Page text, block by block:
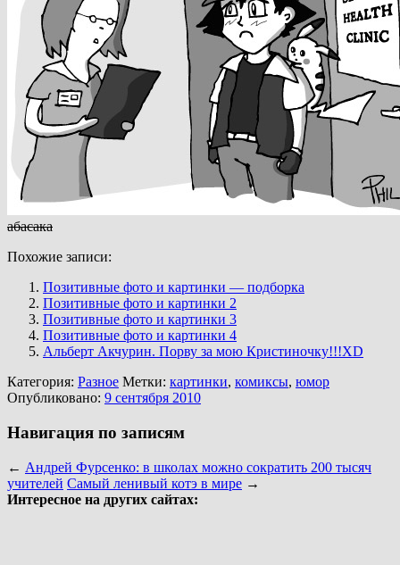
абасака
Похожие записи:
Позитивные фото и картинки — подборка
Позитивные фото и картинки 2
Позитивные фото и картинки 3
Позитивные фото и картинки 4
Альберт Акчурин. Порву за мою Кристиночку!!!XD
Категория: Разное Метки: картинки, комиксы, юмор
Опубликовано: 9 сентября 2010
Навигация по записям
← Андрей Фурсенко: в школах можно сократить 200 тысяч
учителей Самый ленивый котэ в мире →
Интересное на других сайтах: